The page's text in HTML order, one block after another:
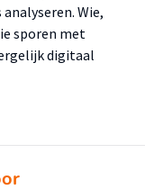
Wie,
sporen met
digitaal